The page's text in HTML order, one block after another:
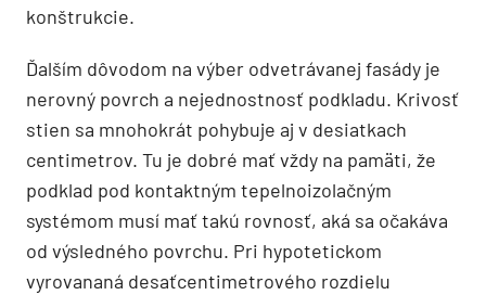
konštrukcie.
Ďalším dôvodom na výber odvetrávanej fasády je
nerovný povrch a nejednostnosť podkladu. Krivosť
stien sa mnohokrát pohybuje aj v desiatkach
centimetrov. Tu je dobré mať vždy na pamäti, že
podklad pod kontaktným tepelnoizolačným
systémom musí mať takú rovnosť, aká sa očakáva
od výsledného povrchu. Pri hypotetickom
vyrovananá desaťcentimetrového rozdielu